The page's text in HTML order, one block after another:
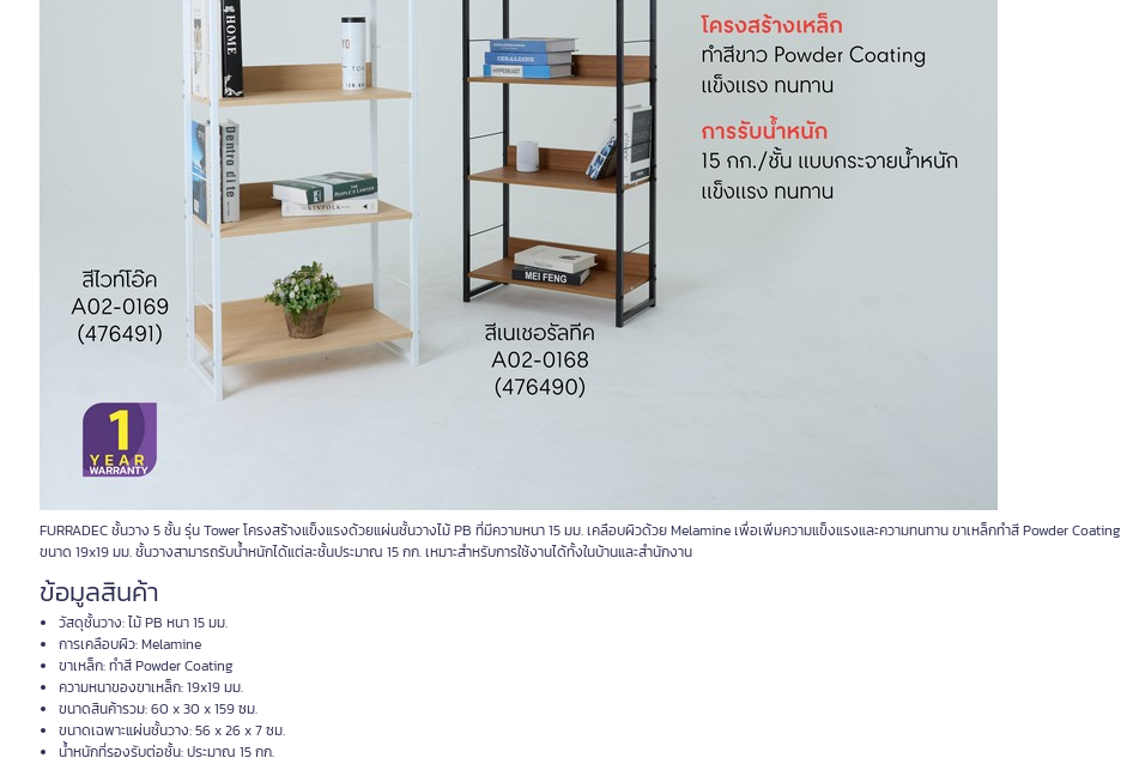
FURRADEC ชั้นวาง 5 ชั้น รุ่น Tower โครงสร้างแข็งแรงด้วยแผ่นชั้นวางไม้ PB ที่มีความหนา 15 มม. เคลือบผิวด้วย Melamine เพื่อเพิ่มความแข็งแรงและความทนทาน ขาเหล็กทำสี Powder Coating
ขนาด 19x19 มม. ชั้นวางสามารถรับน้ำหนักได้แต่ละชั้นประมาณ 15 กก. เหมาะสำหรับการใช้งานได้ทั้งในบ้านและสำนักงาน
ข้อมูลสินค้า
วัสดุชั้นวาง: ไม้ PB หนา 15 มม.
การเคลือบผิว: Melamine
ขาเหล็ก: ทำสี Powder Coating
ความหนาของขาเหล็ก: 19x19 มม.
ขนาดสินค้ารวม: 60 x 30 x 159 ซม.
ขนาดเฉพาะแผ่นชั้นวาง: 56 x 26 x 7 ซม.
น้ำหนักที่รองรับต่อชั้น: ประมาณ 15 กก.